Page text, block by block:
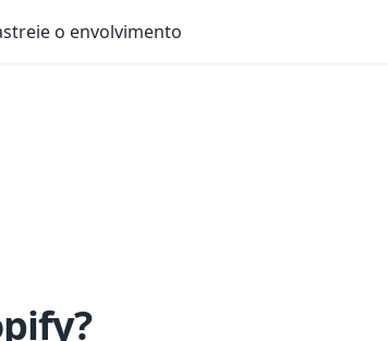
o envolvimento